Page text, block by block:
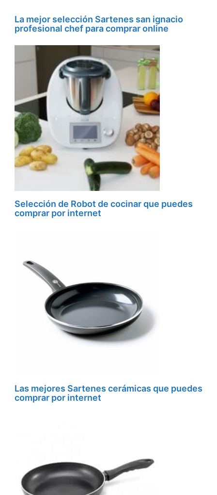
La mejor selección Sartenes san ignacio
profesional chef para comprar online
Selección de Robot de cocinar que puedes
comprar por internet
Las mejores Sartenes cerámicas que puedes
comprar por internet